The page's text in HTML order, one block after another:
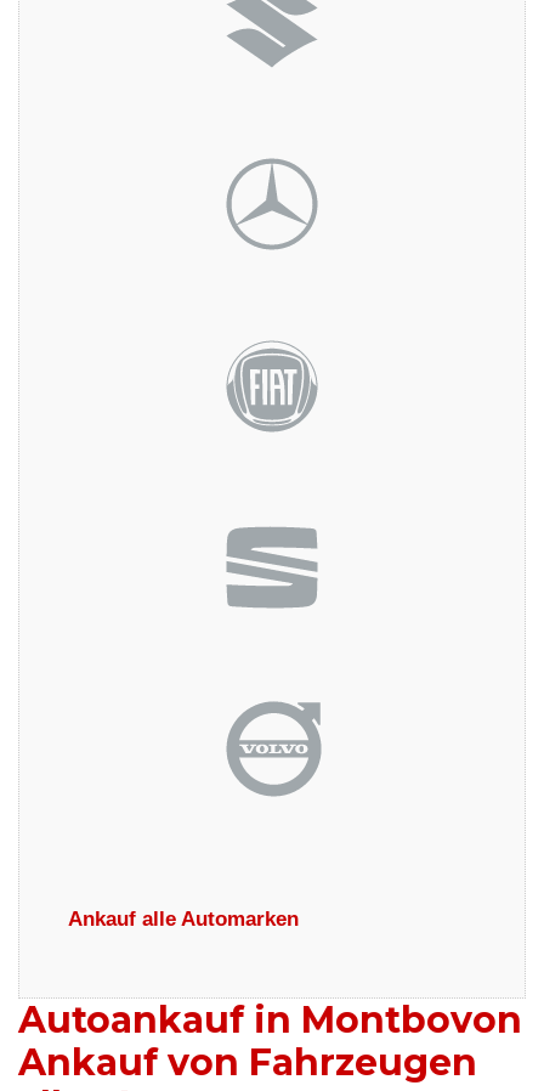
Ankauf alle Automarken
Autoankauf in Montbovon
Ankauf von Fahrzeugen